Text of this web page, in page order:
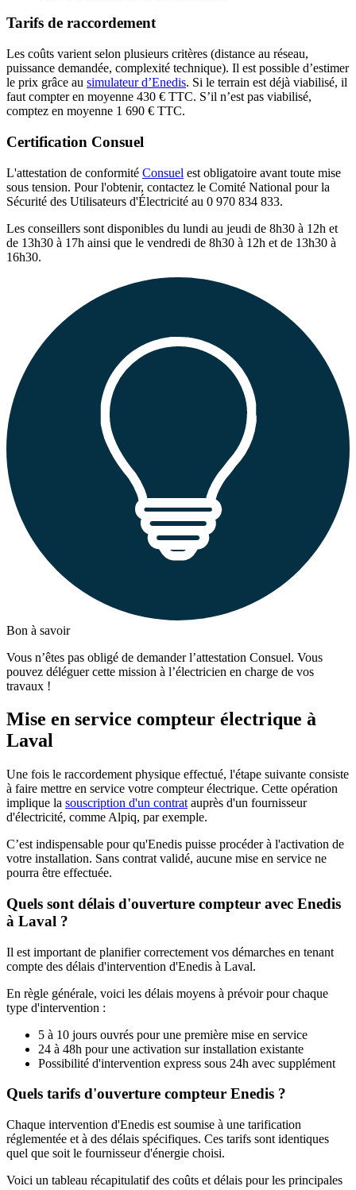
Tarifs de raccordement
Les coûts varient selon plusieurs critères (distance au réseau,
puissance demandée, complexité technique). Il est possible d’estimer
le prix grâce au simulateur d’Enedis. Si le terrain est déjà viabilisé, il
faut compter en moyenne 430 € TTC. S’il n’est pas viabilisé,
comptez en moyenne 1 690 € TTC.
Certification Consuel
L'attestation de conformité Consuel est obligatoire avant toute mise
sous tension. Pour l'obtenir, contactez le Comité National pour la
Sécurité des Utilisateurs d'Électricité au 0 970 834 833.
Les conseillers sont disponibles du lundi au jeudi de 8h30 à 12h et
de 13h30 à 17h ainsi que le vendredi de 8h30 à 12h et de 13h30 à
16h30.
Bon à savoir
Vous n’êtes pas obligé de demander l’attestation Consuel. Vous
pouvez déléguer cette mission à l’électricien en charge de vos
travaux !
Mise en service compteur électrique à
Laval
Une fois le raccordement physique effectué, l'étape suivante consiste
à faire mettre en service votre compteur électrique. Cette opération
implique la souscription d'un contrat auprès d'un fournisseur
d'électricité, comme Alpiq, par exemple.
C’est indispensable pour qu'Enedis puisse procéder à l'activation de
votre installation. Sans contrat validé, aucune mise en service ne
pourra être effectuée.
Quels sont délais d'ouverture compteur avec Enedis
à Laval ?
Il est important de planifier correctement vos démarches en tenant
compte des délais d'intervention d'Enedis à Laval.
En règle générale, voici les délais moyens à prévoir pour chaque
type d'intervention :
5 à 10 jours ouvrés pour une première mise en service
24 à 48h pour une activation sur installation existante
Possibilité d'intervention express sous 24h avec supplément
Quels tarifs d'ouverture compteur Enedis ?
Chaque intervention d'Enedis est soumise à une tarification
réglementée et à des délais spécifiques. Ces tarifs sont identiques
quel que soit le fournisseur d'énergie choisi.
Voici un tableau récapitulatif des coûts et délais pour les principales